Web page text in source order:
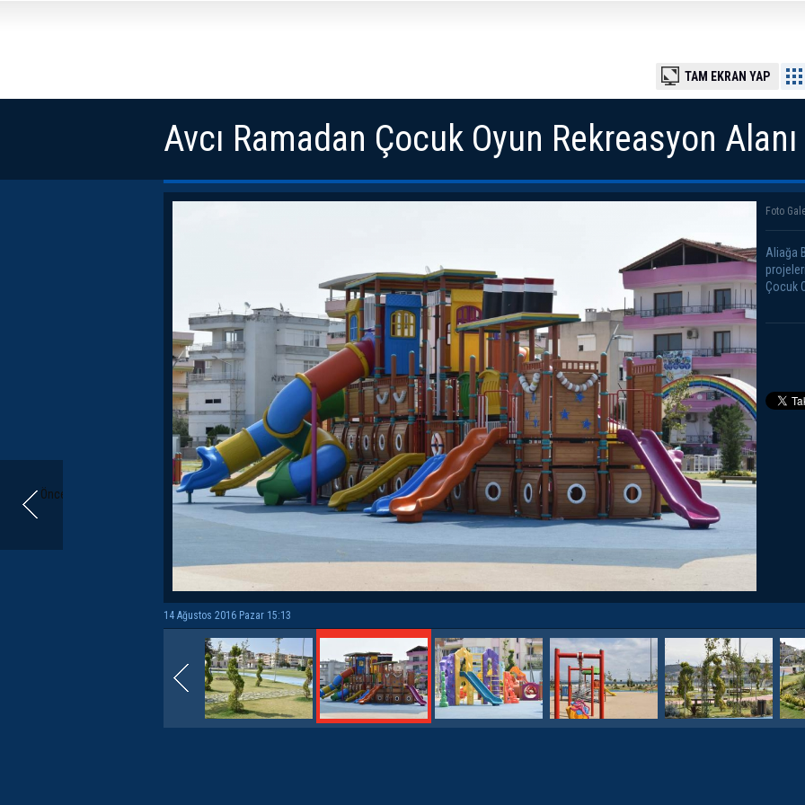
Önceki
TAM EKRAN YAP
Avcı Ramadan Çocuk Oyun Rekreasyon Alanı
Foto
Aliağa
Çocuk
14 Ağustos 2016 Pazar 15:13